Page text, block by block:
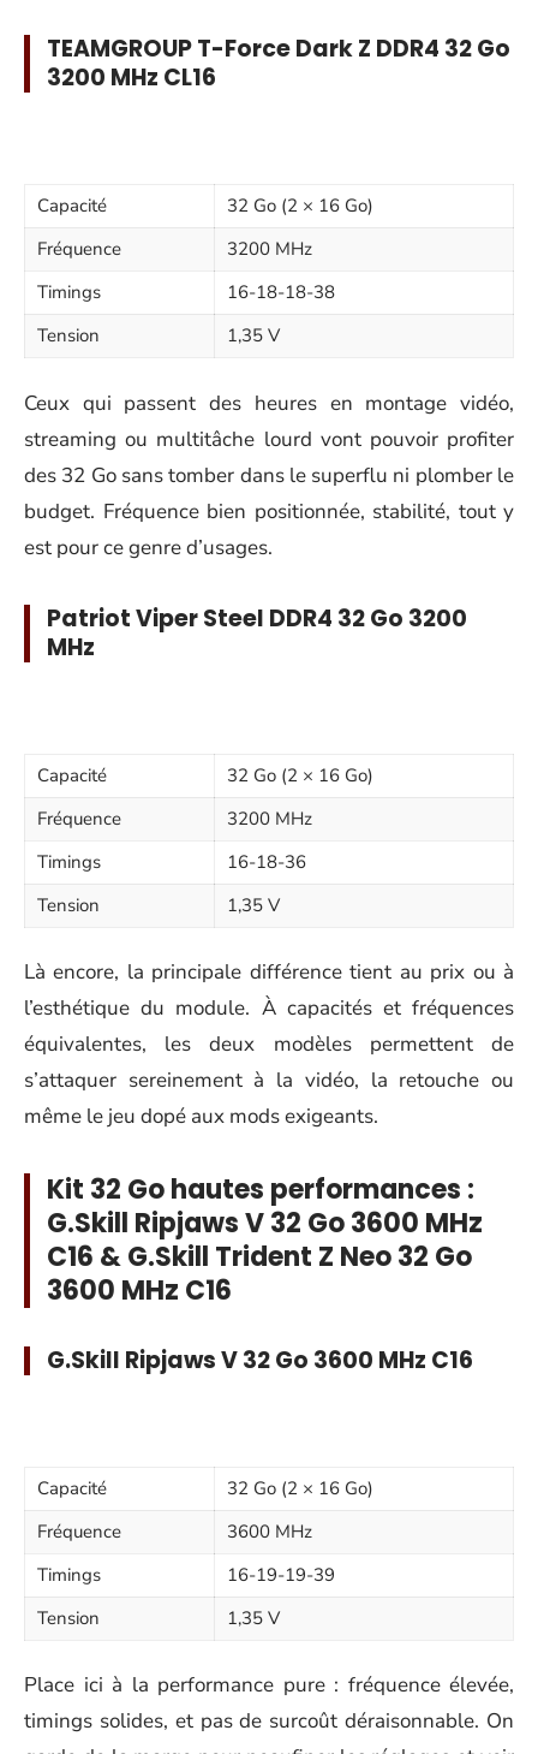
TEAMGROUP T-Force Dark Z DDR4 32 Go
3200 MHz CL16
Capacité
32 Go (2 × 16 Go)
Fréquence
3200 MHz
Timings
16-18-18-38
Tension
1,35 V
Ceux qui passent des heures en montage vidéo,
streaming ou multitâche lourd vont pouvoir profiter
des 32 Go sans tomber dans le superflu ni plomber le
budget. Fréquence bien positionnée, stabilité, tout y
est pour ce genre d’usages.
Patriot Viper Steel DDR4 32 Go 3200
MHz
Capacité
32 Go (2 × 16 Go)
Fréquence
3200 MHz
Timings
16-18-36
Tension
1,35 V
Là encore, la principale différence tient au prix ou à
l’esthétique du module. À capacités et fréquences
équivalentes, les deux modèles permettent de
s’attaquer sereinement à la vidéo, la retouche ou
même le jeu dopé aux mods exigeants.
Kit 32 Go hautes performances :
G.Skill Ripjaws V 32 Go 3600 MHz
C16 & G.Skill Trident Z Neo 32 Go
3600 MHz C16
G.Skill Ripjaws V 32 Go 3600 MHz C16
Capacité
32 Go (2 × 16 Go)
Fréquence
3600 MHz
Timings
16-19-19-39
Tension
1,35 V
Place ici à la performance pure : fréquence élevée,
timings solides, et pas de surcoût déraisonnable. On